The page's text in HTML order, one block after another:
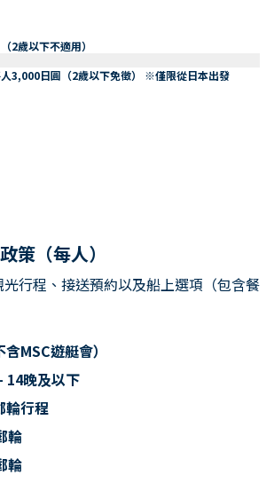
2歲以下不適用）
3,000日圓（2歲以下免徵） ※僅限從日本出發
策（每人）
行程、接送預約以及船上選項（包含餐
MSC遊艇會）
14晚及以下
輪行程
輪
輪